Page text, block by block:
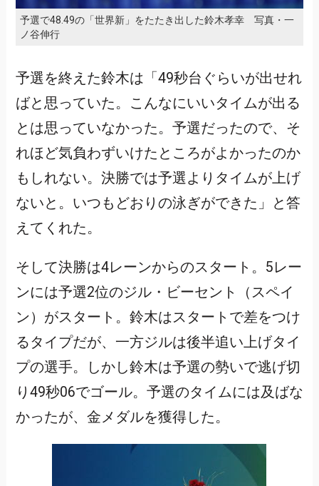
予選で48.49の「世界新」をたたき出した鈴木孝幸 写真・一
ノ谷伸行
予選を終えた鈴木は「49秒台ぐらいが出せれ
ばと思っていた。こんなにいいタイムが出る
とは思っていなかった。予選だったので、そ
れほど気負わずいけたところがよかったのか
もしれない。決勝では予選よりタイムが上げ
ないと。いつもどおりの泳ぎができた」と答
えてくれた。
そして決勝は4レーンからのスタート。5レー
ンには予選2位のジル・ビーセント（スペイ
ン）がスタート。鈴木はスタートで差をつけ
るタイプだが、一方ジルは後半追い上げタイ
プの選手。しかし鈴木は予選の勢いで逃げ切
り49秒06でゴール。予選のタイムには及ばな
かったが、金メダルを獲得した。